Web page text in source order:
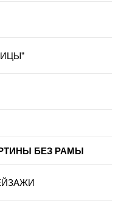
БЕЗ РАМЫ